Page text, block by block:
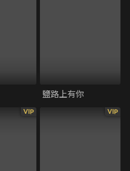
鹽路上有你
VIP VIP